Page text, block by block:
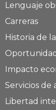
Lenguaje
Carreras
Historia de
Impacto
Servicios de
Libertad